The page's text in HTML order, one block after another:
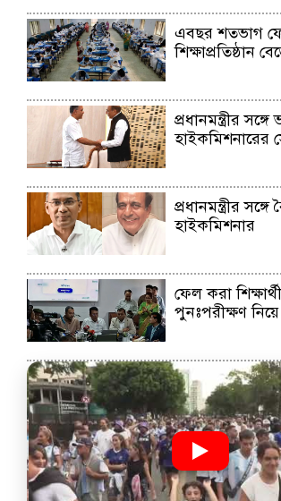
দিনাজপুর শিক্ষা বোর্ডে পাশের হার
প্রধানমন্ত্রীর সঙ্গে ভারতীয় হাইকমিশনারের
পরীক্ষায় ফেল করেও যারা আজ সফল
প্রধানমন্ত্রীর সঙ্গে বৈঠকে ভারতীয়
এবছর শতভাগ
শিক্ষাপ্রতিষ্ঠান
প্রধানমন্ত্রীর
হাইকমিশনারের
প্রধানমন্ত্রীর
হাইকমিশনার
ফেল করা
পুনঃপরীক্ষণ